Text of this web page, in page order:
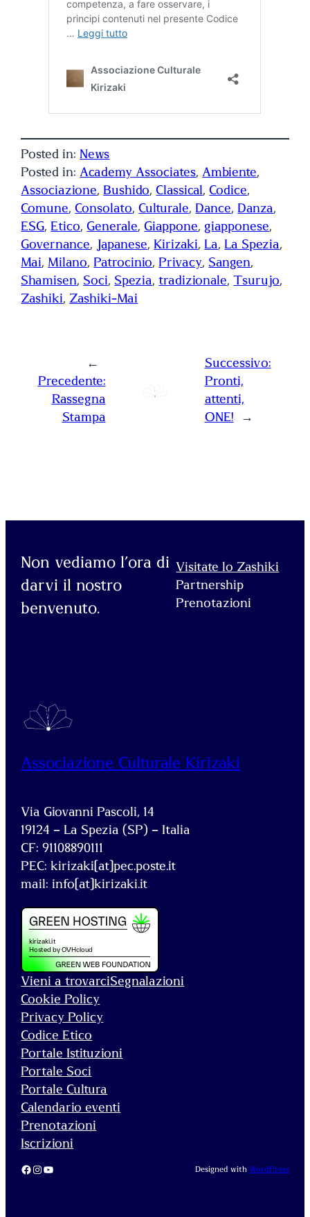
Posted in:News
Posted in:Academy Associates, Ambiente
Associazione, Bushido, Classical, Codice
Comune, Consolato, Culturale, Dance, Danza
ESG, Etico, Generale, Giappone, giapponese
Governance, Japanese, Kirizaki, La, La Spezia
Mai, Milano, Patrocinio, Privacy, Sangen
Shamisen, Soci, Spezia, tradizionale, Tsurujo
Zashiki, Zashiki-Mai
←
Precedente:
Rassegna
Stampa
Successivo:
Pronti,
attenti,
ONE!
→
Non vediamo l’ora di
darvi il nostro
benvenuto.
Visitate lo Zashiki
Partnership
Prenotazioni
Associazione Culturale Kirizaki
Via Giovanni Pascoli, 14
19124 – La Spezia (SP) – Italia
CF: 91108890111
PEC: kirizaki[at]pec.poste.it
mail: info[at]kirizaki.it
Vieni a trovarciSegnalazioni
Cookie Policy
Privacy Policy
Codice Etico
Portale Istituzioni
Portale Soci
Portale Cultura
Calendario eventi
Prenotazioni
Iscrizioni
Facebook
Instagram
YouTube Designed with WordPress